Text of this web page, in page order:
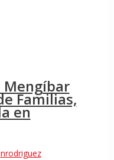
Mengíbar
Familias,
en
nrodriguez